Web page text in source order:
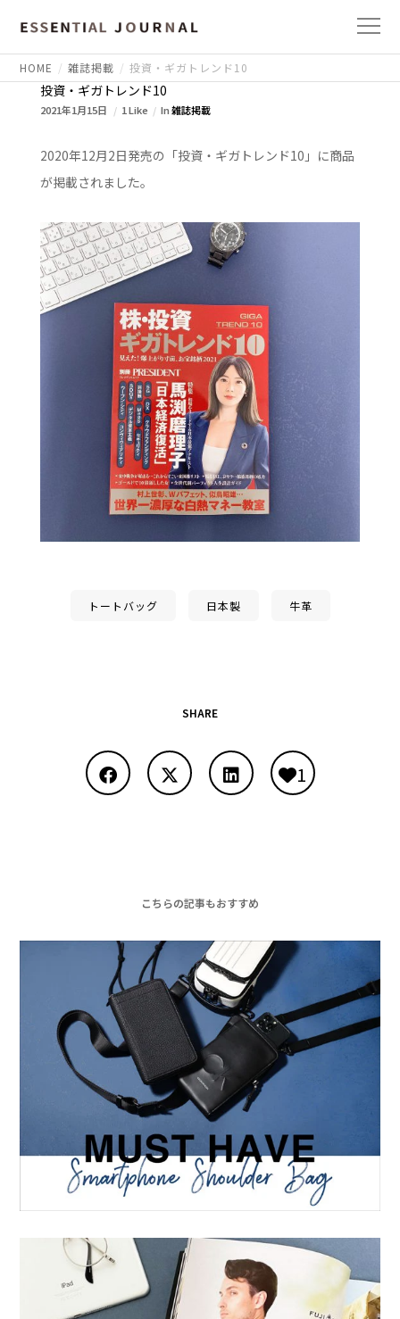
HOME 雑誌掲載 投資・ギガトレンド10
投資・ギガトレンド10
2021年1月15日 1 Like In雑誌掲載
2020年12月2日発売の「投資・ギガトレンド10」に商品
が掲載されました。
トートバッグ 日本製 牛革
SHARE
1
こちらの記事もおすすめ